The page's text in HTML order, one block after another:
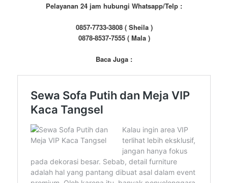
Pelayanan 24 jam hubungi Whatsapp/Telp :
0857-7733-3808 ( Sheila )
0878-8537-7555 ( Mala )
Baca Juga :